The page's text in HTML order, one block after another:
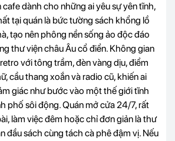
cafe dành cho những ai yêu sự yên tĩnh,
tại quán là bức tường sách khổng lồ
tạo nên phông nền sống ảo độc đáo
thư viện châu Âu cổ điển. Không gian
với tông trầm, đèn vàng dịu, điểm
cầu thang xoắn và radio cũ, khiến ai
giác như bước vào một thế giới tĩnh
phố sôi động. Quán mở cửa 24/7, rất
làm việc đêm hoặc chỉ đơn giản là thư
đầu sách cùng tách cà phê đậm vị. Nếu